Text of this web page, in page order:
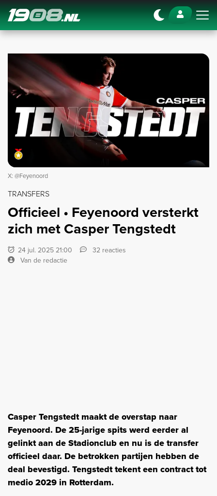
Navigation
X: @Feyenoord
TRANSFERS
Officieel • Feyenoord versterkt
zich met Casper Tengstedt
24 jul. 2025 21:00
32 reacties
Van de redactie
Casper Tengstedt maakt de overstap naar
Feyenoord. De 25-jarige spits werd eerder al
gelinkt aan de Stadionclub en nu is de transfer
officieel daar. De betrokken partijen hebben de
deal bevestigd. Tengstedt tekent een contract tot
medio 2029 in Rotterdam.